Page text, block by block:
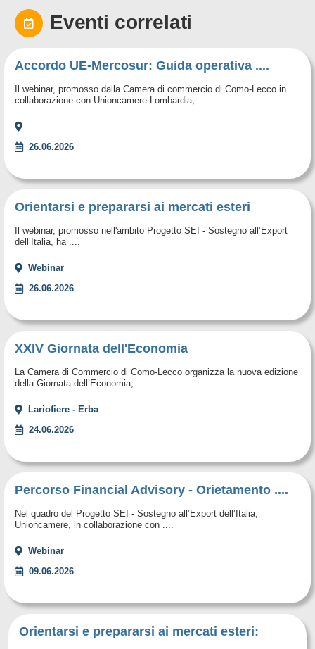
Eventi correlati
Accordo UE-Mercosur: Guida operativa ....
Il webinar, promosso dalla Camera di commercio di Como-Lecco in
collaborazione con Unioncamere Lombardia, ....
26.06.2026
Orientarsi e prepararsi ai mercati esteri
Il webinar, promosso nell'ambito Progetto SEI - Sostegno all’Export
dell’Italia, ha ....
Webinar
26.06.2026
XXIV Giornata dell'Economia
La Camera di Commercio di Como-Lecco organizza la nuova edizione
della Giornata dell’Economia, ....
Lariofiere - Erba
24.06.2026
Percorso Financial Advisory - Orietamento ....
Nel quadro del Progetto SEI - Sostegno all’Export dell’Italia,
Unioncamere, in collaborazione con ....
Webinar
09.06.2026
Orientarsi e prepararsi ai mercati esteri: